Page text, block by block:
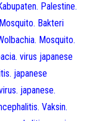
Palestine.
Bakteri
Mosquito.
virus japanese
japanese
japanese.
Vaksin.